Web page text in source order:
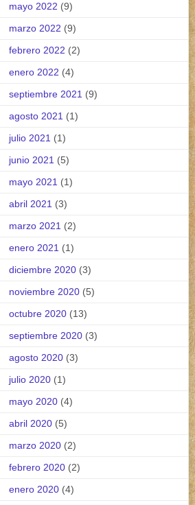
mayo 2022 (9)
marzo 2022 (9)
febrero 2022 (2)
enero 2022 (4)
septiembre 2021 (9)
agosto 2021 (1)
julio 2021 (1)
junio 2021 (5)
mayo 2021 (1)
abril 2021 (3)
marzo 2021 (2)
enero 2021 (1)
diciembre 2020 (3)
noviembre 2020 (5)
octubre 2020 (13)
septiembre 2020 (3)
agosto 2020 (3)
julio 2020 (1)
mayo 2020 (4)
abril 2020 (5)
marzo 2020 (2)
febrero 2020 (2)
enero 2020 (4)